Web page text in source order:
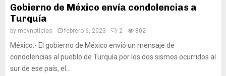
Gobierno de México envía condolencias a
Turquía
by mcvnoticias febrero 6, 2023 2 802
México.- El gobierno de México envió un mensaje de
condolencias al pueblo de Turquía por los dos sismos ocurridos al
sur de ese país, el...